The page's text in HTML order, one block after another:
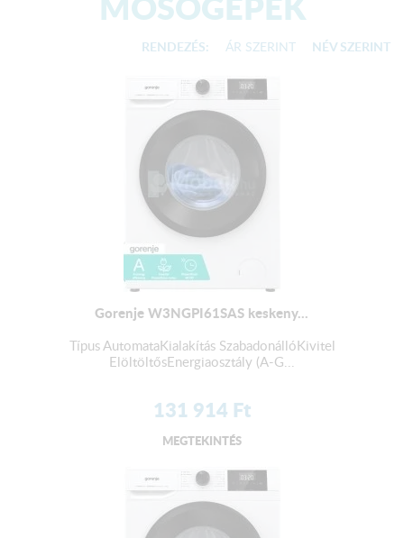
RENDEZÉS: ÁR SZERINT NÉV SZERINT
Gorenje W3NGPI61SAS keskeny...
Típus AutomataKialakítás SzabadonállóKivitel
ElöltöltősEnergiaosztály (A-G...
131 914 Ft
MEGTEKINTÉS